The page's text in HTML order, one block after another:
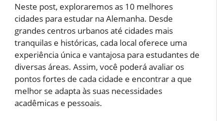
Neste post, exploraremos as 10 melhores
cidades para estudar na Alemanha. Desde
grandes centros urbanos até cidades mais
tranquilas e históricas, cada local oferece uma
experiência única e vantajosa para estudantes de
diversas áreas. Assim, você poderá avaliar os
pontos fortes de cada cidade e encontrar a que
melhor se adapta às suas necessidades
acadêmicas e pessoais.